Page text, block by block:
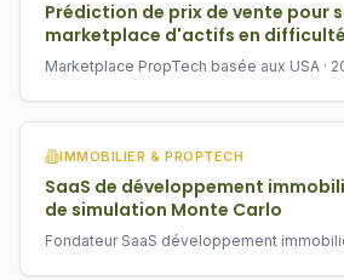
Prédiction de prix de vente pour
marketplace d'actifs en difficulté
Marketplace PropTech basée aux USA ·
IMMOBILIER & PROPTECH
SaaS de développement
de simulation Monte Carlo
Fondateur SaaS développement